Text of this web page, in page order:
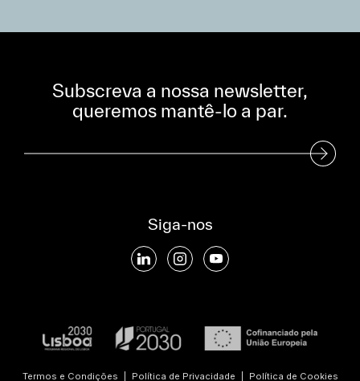
Subscreva a nossa newsletter,
queremos mantê-lo a par.
Subscreva a nossa Newsletter
Siga-nos
Termos e Condições Política de Privacidade Política de Cookies